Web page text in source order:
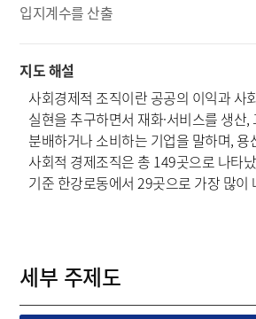
입지계수를 산출
지도 해설
사회경제적 조직이란 공공의 이익과 사
실현을 추구하면서 재화·서비스를 생산,
분배하거나 소비하는 기업을 말하며, 용
사회적 경제조직은 총 149곳으로 나타
기준 한강로동에서 29곳으로 가장 많이
세부 주제도